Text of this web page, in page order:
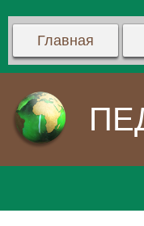
Главная